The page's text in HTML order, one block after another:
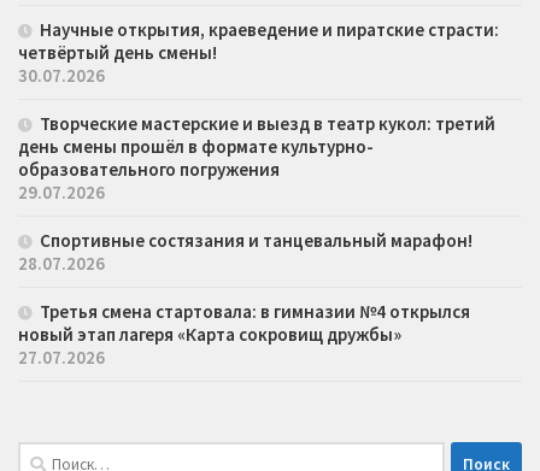
Научные открытия, краеведение и пиратские страсти:
четвёртый день смены!
30.07.2026
Творческие мастерские и выезд в театр кукол: третий
день смены прошёл в формате культурно-
образовательного погружения
29.07.2026
Спортивные состязания и танцевальный марафон!
28.07.2026
Третья смена стартовала: в гимназии №4 открылся
новый этап лагеря «Карта сокровищ дружбы»
27.07.2026
Найти: